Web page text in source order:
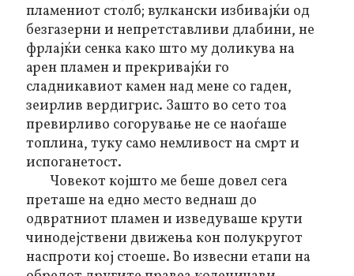
пламениот столб; вулкански избивајќи од
безгазерни и непретставливи длабини, не
фрлајќи сенка како што му доликува на
арен пламени прекривајќи го
сладникавиот камен над мене со гаден,
зеирлив вердигрис. Зашто во сето тоа
превирливо согорување не се наоѓаше
топлина, туку само немливост на смрт и
испоганетост.
Човекот којшто ме беше довел сега
преташе на едно место веднаш до
одвратниот пламен и изведуваше крути
чинодејствени движења кон полукругот
наспроти кој стоеше. Во извесни етапи на